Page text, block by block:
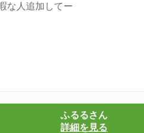
な人追加してー
ふるるさん
詳細を見る